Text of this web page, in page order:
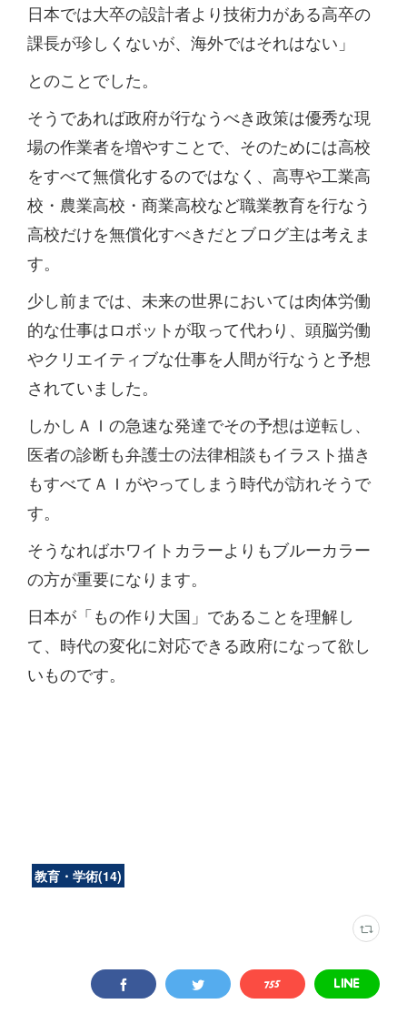
日本では大卒の設計者より技術力がある高卒の
課長が珍しくないが、海外ではそれはない」
とのことでした。
そうであれば政府が行なうべき政策は優秀な現
場の作業者を増やすことで、そのためには高校
をすべて無償化するのではなく、高専や工業高
校・農業高校・商業高校など職業教育を行なう
高校だけを無償化すべきだとブログ主は考えま
す。
少し前までは、未来の世界においては肉体労働
的な仕事はロボットが取って代わり、頭脳労働
やクリエイティブな仕事を人間が行なうと予想
されていました。
しかしＡＩの急速な発達でその予想は逆転し、
医者の診断も弁護士の法律相談もイラスト描き
もすべてＡＩがやってしまう時代が訪れそうで
す。
そうなればホワイトカラーよりもブルーカラー
の方が重要になります。
日本が「もの作り大国」であることを理解し
て、時代の変化に対応できる政府になって欲し
いものです。
教育・学術(14)